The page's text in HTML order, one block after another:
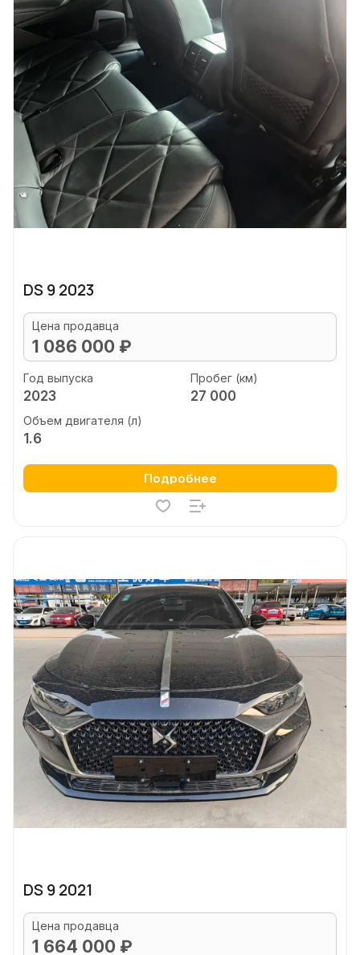
DS 9 2023
Цена продавца
1 086 000 ₽
Год выпуска
2023
Пробег (км)
27 000
Объем двигателя (л)
1.6
Подробнее
DS 9 2021
Цена продавца
1 664 000 ₽